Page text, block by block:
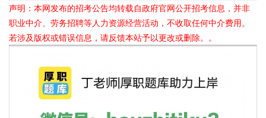
声明：本网发布的招考公告均转载自政府官网公开招考信息，并非
职业中介、劳务招聘等人力资源经营活动，不收取任何中介费用。
若涉及版权或错误信息，请反馈本站予以更改或删除。。